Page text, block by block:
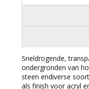
Sneldrogende,
ondergronden van
steen endiverse
als finish voor acryl